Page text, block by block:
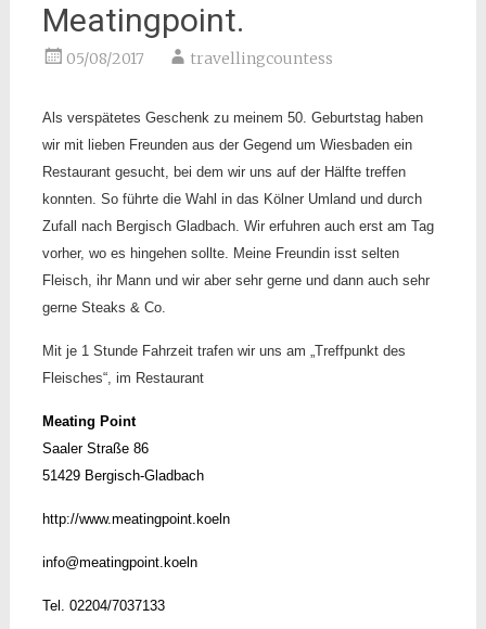
Meatingpoint.
05/08/2017 travellingcountess
Als verspätetes Geschenk zu meinem 50. Geburtstag haben
wir mit lieben Freunden aus der Gegend um Wiesbaden ein
Restaurant gesucht, bei dem wir uns auf der Hälfte treffen
konnten. So führte die Wahl in das Kölner Umland und durch
Zufall nach Bergisch Gladbach. Wir erfuhren auch erst am Tag
vorher, wo es hingehen sollte. Meine Freundin isst selten
Fleisch, ihr Mann und wir aber sehr gerne und dann auch sehr
gerne Steaks & Co.
Mit je 1 Stunde Fahrzeit trafen wir uns am „Treffpunkt des
Fleisches“, im Restaurant
Meating Point
Saaler Straße 86
51429 Bergisch-Gladbach
http://www.meatingpoint.koeln
info@meatingpoint.koeln
Tel. 02204/7037133